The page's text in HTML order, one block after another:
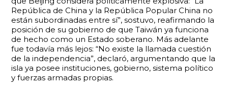
República de China y la República Popular China no
están subordinadas entre sí”, sostuvo, reafirmando la
posición de su gobierno de que Taiwán ya funciona
de hecho como un Estado soberano. Más adelante
fue todavía más lejos: “No existe la llamada cuestión
de la independencia”, declaró, argumentando que la
isla ya posee instituciones, gobierno, sistema político
y fuerzas armadas propias.